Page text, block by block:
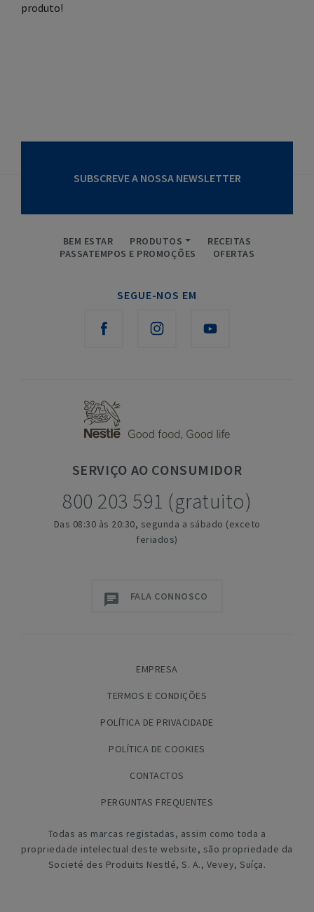
produto!
SUBSCREVE A NOSSA NEWSLETTER
BEM ESTAR PRODUTOS
RECEITAS
PASSATEMPOS E PROMOÇÕES
OFERTAS
SEGUE-NOS EM
SERVIÇO AO CONSUMIDOR
800 203 591 (gratuito)
Das 08:30 às 20:30, segunda a sábado (exceto
feriados)
FALA CONNOSCO
EMPRESA
TERMOS E CONDIÇÕES
POLÍTICA DE PRIVACIDADE
POLÍTICA DE COOKIES
CONTACTOS
PERGUNTAS FREQUENTES
Todas as marcas registadas, assim como toda a
propriedade intelectual deste website, são propriedade da
Societé des Produits Nestlé, S. A., Vevey, Suíça.